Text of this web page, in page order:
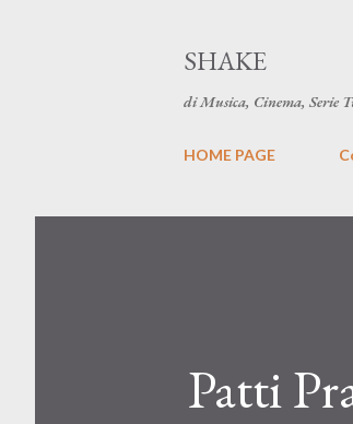
SHAKE
di Musica, Cinema, Serie
HOME PAGE
Patti